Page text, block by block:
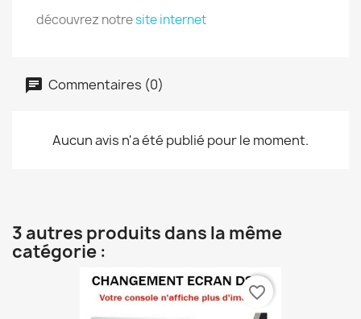
découvrez notresite internet
Commentaires (0)
Aucun avis n'a été publié pour le moment.
3 autres produits dans la même
catégorie :
favorite_border